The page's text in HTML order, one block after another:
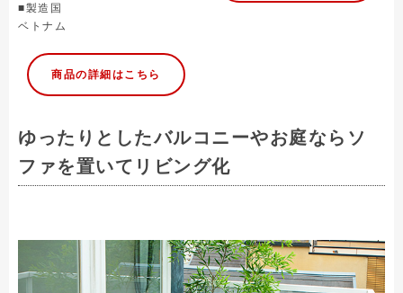
■製造国
ベトナム
商品の詳細はこちら
ゆったりとしたバルコニーやお庭ならソ
ファを置いてリビング化